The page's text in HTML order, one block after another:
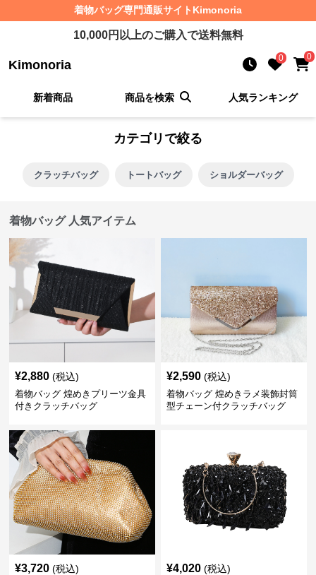
着物バッグ専門通販サイト Kimonoria
10,000円以上のご購入で送料無料
Kimonoria 0 0
新着商品 商品を検索 人気ランキング
カテゴリで絞る
クラッチバッグ トートバッグ ショルダーバッグ
着物バッグ 人気アイテム
¥2,880 (税込)
着物バッグ 煌めきプリーツ金具
付きクラッチバッグ
¥2,590 (税込)
着物バッグ 煌めきラメ装飾封筒
型チェーン付クラッチバッグ
¥3,720 (税込) ¥4,020 (税込)